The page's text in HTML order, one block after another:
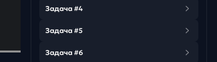
Задача #4
Задача #5
Задача #6